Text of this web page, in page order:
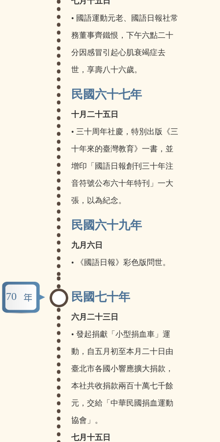
• 國語運動元老、國語日報社常
務董事齊鐵恨，下午六點二十
分因感冒引起心肌衰竭症去
世，享壽八十六歲。
民國六十七年
十月二十五日
• 三十周年社慶，特別出版《三
十年來的臺灣教育》一書，並
增印「國語日報創刊三十年注
音符號公布六十年特刊」一大
張，以為紀念。
民國六十九年
九月六日
• 《國語日報》彩色版問世。
70 民國七十年
六月二十三日
• 發起捐獻「小型捐血車」運
動，自五月初至本月二十日由
臺北市各國小響應擴大捐款，
本社共收捐款兩百十萬七千餘
元，交給「中華民國捐血運動
協會」。
七月十五日